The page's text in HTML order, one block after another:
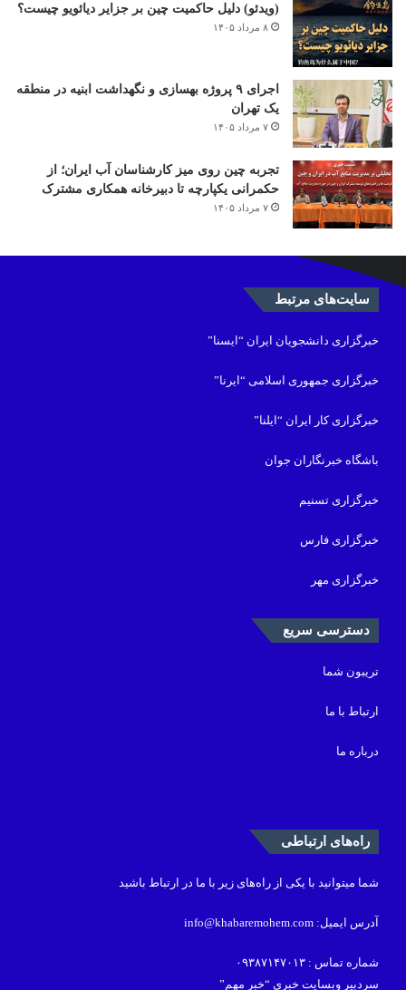
(ویدئو) دلیل حاکمیت چین بر جزایر دیائویو چیست؟
۸ مرداد ۱۴۰۵
اجرای ۹ پروژه بهسازی و نگهداشت ابنیه در منطقه
یک تهران
۷ مرداد ۱۴۰۵
تجربه چین روی میز کارشناسان آب ایران؛ از
حکمرانی یکپارچه تا دبیرخانه همکاری مشترک
۷ مرداد ۱۴۰۵
سایت‌های مرتبط
خبرگزاری دانشجویان ایران “ایسنا”
خبرگزاری جمهوری اسلامی “ایرنا”
خبرگزاری کار ایران “ایلنا”
باشگاه خبرنگاران جوان
خبرگزاری تسنیم
خبرگزاری فارس
خبرگزاری مهر
دسترسی سریع
تریبون شما
ارتباط با ما
درباره ما
راه‌های ارتباطی
شما میتوانید با یکی از راه‌های زیر با ما در ارتباط باشید
آدرس ایمیل: info@khabaremohem.com
شماره تماس : ۰۹۳۸۷۱۴۷۰۱۳
سردبیر وبسایت خبری “خبر مهم”